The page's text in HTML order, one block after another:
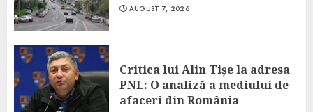
AUGUST 7, 2026
Critica lui Alin Tișe la adresa
PNL: O analiză a mediului de
afaceri din România